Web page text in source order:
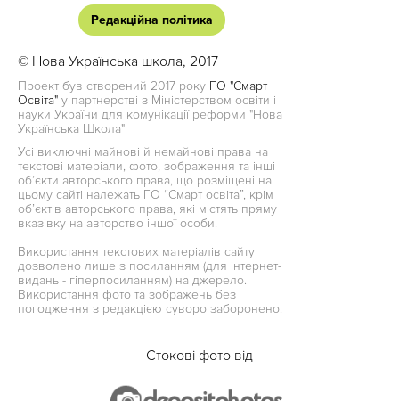
Редакційна політика
© Нова Українська школа, 2017
Проект був створений 2017 року ГО "Смарт
Освіта" у партнерстві з Міністерством освіти і
науки України для комунікації реформи "Нова
Українська Школа"
Усі виключні майнові й немайнові права на
текстові матеріали, фото, зображення та інші
об’єкти авторського права, що розміщені на
цьому сайті належать ГО “Смарт освіта”, крім
об’єктів авторського права, які містять пряму
вказівку на авторство іншої особи.
Використання текстових матеріалів сайту
дозволено лише з посиланням (для інтернет-
видань - гіперпосиланням) на джерело.
Використання фото та зображень без
погодження з редакцією суворо заборонено.
Стокові фото від